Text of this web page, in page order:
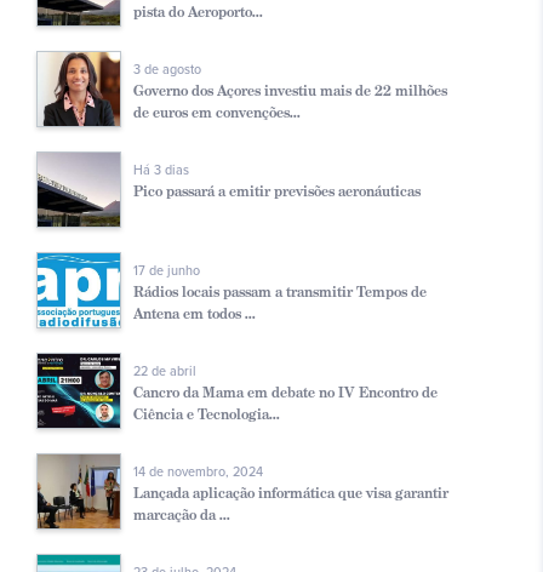
pista do Aeroporto...
3 de agosto
Governo dos Açores investiu mais de 22 milhões
de euros em convenções...
Há 3 dias
Pico passará a emitir previsões aeronáuticas
17 de junho
Rádios locais passam a transmitir Tempos de
Antena em todos ...
22 de abril
Cancro da Mama em debate no IV Encontro de
Ciência e Tecnologia...
14 de novembro, 2024
Lançada aplicação informática que visa garantir
marcação da ...